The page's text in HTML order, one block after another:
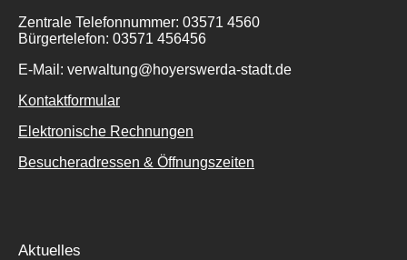
Zentrale Telefonnummer: 03571 4560
Bürgertelefon: 03571 456456
E-Mail: verwaltung@hoyerswerda-stadt.de
Kontaktformular
Elektronische Rechnungen
Besucheradressen & Öffnungszeiten
Aktuelles